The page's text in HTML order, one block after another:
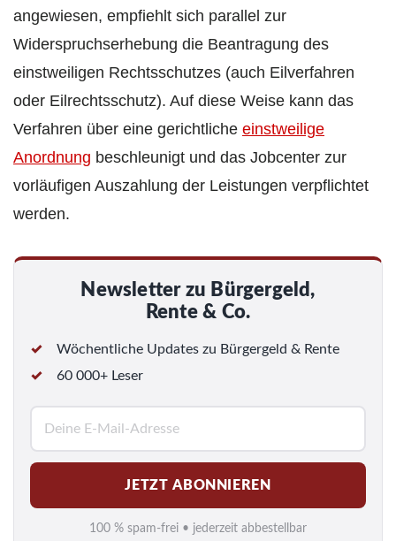
angewiesen, empfiehlt sich parallel zur
Widerspruchserhebung die Beantragung des
einstweiligen Rechtsschutzes (auch Eilverfahren
oder Eilrechtsschutz). Auf diese Weise kann das
Verfahren über eine gerichtliche einstweilige
Anordnung beschleunigt und das Jobcenter zur
vorläufigen Auszahlung der Leistungen verpflichtet
werden.
Newsletter zu Bürgergeld,
Rente & Co.
Wöchentliche Updates zu Bürgergeld & Rente
60 000+ Leser
M
a
i
l
JETZT ABONNIEREN
100 % spam-frei • jederzeit abbestellbar